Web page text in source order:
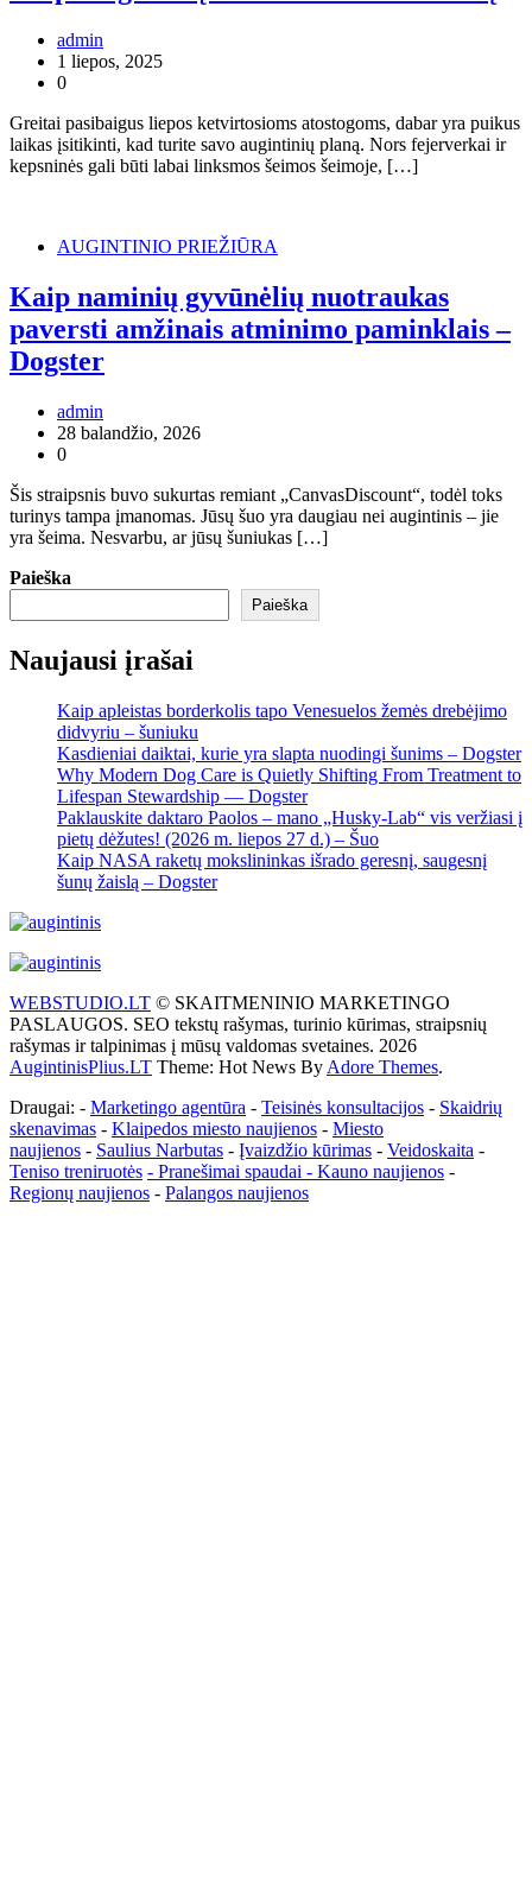
admin
1 liepos, 2025
0
Greitai pasibaigus liepos ketvirtosioms atostogoms, dabar yra puikus
laikas įsitikinti, kad turite savo augintinių planą. Nors fejerverkai ir
kepsninės gali būti labai linksmos šeimos šeimoje, […]
AUGINTINIO PRIEŽIŪRA
Kaip naminių gyvūnėlių nuotraukas
paversti amžinais atminimo paminklais –
Dogster
admin
28 balandžio, 2026
0
Šis straipsnis buvo sukurtas remiant „CanvasDiscount“, todėl toks
turinys tampa įmanomas. Jūsų šuo yra daugiau nei augintinis – jie
yra šeima. Nesvarbu, ar jūsų šuniukas […]
Paieška
Paieška
Naujausi įrašai
Kaip apleistas borderkolis tapo Venesuelos žemės drebėjimo
didvyriu – šuniuku
Kasdieniai daiktai, kurie yra slapta nuodingi šunims – Dogster
Why Modern Dog Care is Quietly Shifting From Treatment to
Lifespan Stewardship — Dogster
Paklauskite daktaro Paolos – mano „Husky-Lab“ vis veržiasi į
pietų dėžutes! (2026 m. liepos 27 d.) – Šuo
Kaip NASA raketų mokslininkas išrado geresnį, saugesnį
šunų žaislą – Dogster
WEBSTUDIO.LT © SKAITMENINIO MARKETINGO
PASLAUGOS. SEO tekstų rašymas, turinio kūrimas, straipsnių
rašymas ir talpinimas į mūsų valdomas svetaines. 2026
AugintinisPlius.LT Theme: Hot News By Adore Themes.
Draugai: - Marketingo agentūra - Teisinės konsultacijos - Skaidrių
skenavimas - Klaipedos miesto naujienos - Miesto
naujienos - Saulius Narbutas - Įvaizdžio kūrimas - Veidoskaita -
Teniso treniruotės - Pranešimai spaudai - Kauno naujienos -
Regionų naujienos - Palangos naujienos